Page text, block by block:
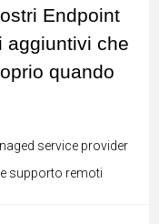
Endpoint
aggiuntivi che
quando
vari,
squilla il
service provider
supporto remoti